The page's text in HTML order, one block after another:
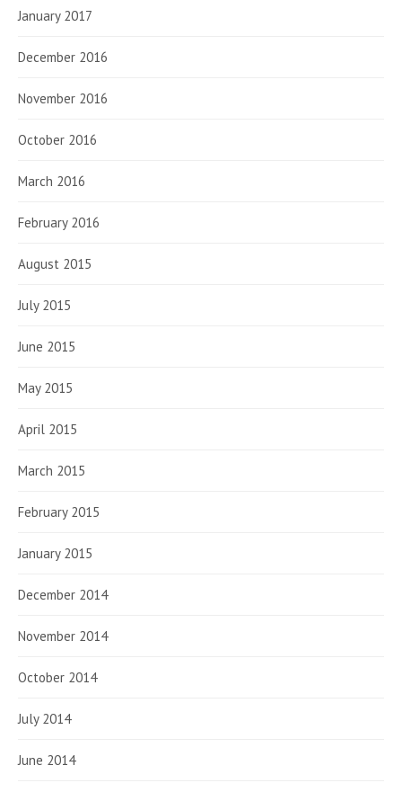
January 2017
December 2016
November 2016
October 2016
March 2016
February 2016
August 2015
July 2015
June 2015
May 2015
April 2015
March 2015
February 2015
January 2015
December 2014
November 2014
October 2014
July 2014
June 2014